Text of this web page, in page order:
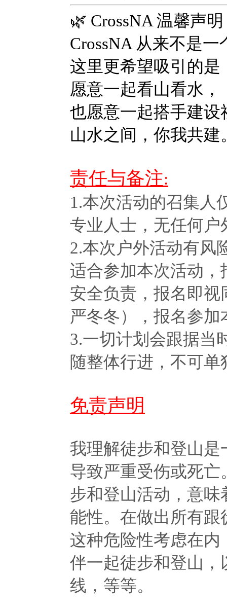
🌿 CrossNA 温馨声明
CrossNA 从来不是
这里更希望吸引的是
愿意一起看山看水，
也愿意一起搭手建设
山水之间，你我共建
责任与备注:
1.本次活动的召集人
专业人士，无任何
2.本次户外活动有风
适合参加本次活动
安全负责，报名即
严冬冬），报名参加
3.一切计划会跟据当
随整体行进，不可单
免责声明
我理解徒步和登山
导致严重受伤或死
步和登山活动，意
能性。在做出所有
这种危险性考虑在
伴一起徒步和登山
线，等等。